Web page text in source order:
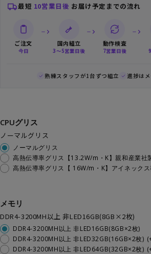
最短 10営業日後 お届け予定までの流れ
ご注文
今日
国内組立
3〜5営業日後
動作検査
7営業日後
熟練スタッフが1台ずつ組立 進捗は
CPUグリス
ノーマルグリス
ノーマルグリス
高熱伝導率グリス【13.2W/m・K】親和産業社
高熱伝導率グリス【 16W/m・K】アイネックス
メモリ
DDR4-3200MH以上 非LED16GB(8GB×2枚)
DDR4-3200MH以上 非LED16GB(8GB×2枚)
DDR4-3200MH以上 非LED32GB(16GB×2枚)
DDR4-3200MH以上 非LED64GB(32GB×2枚)